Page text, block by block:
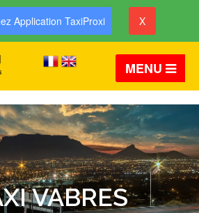
Application TaxiProxi X
MENU
VABRES